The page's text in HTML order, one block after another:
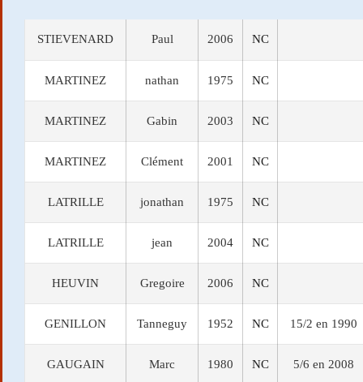
STIEVENARD Paul 2006 NC
MARTINEZ nathan 1975 NC
MARTINEZ Gabin 2003 NC
MARTINEZ Clément 2001 NC
LATRILLE jonathan 1975 NC
LATRILLE jean 2004 NC
HEUVIN Gregoire 2006 NC
GENILLON Tanneguy 1952 NC 15/2 en 1990
GAUGAIN Marc 1980 NC 5/6 en 2008